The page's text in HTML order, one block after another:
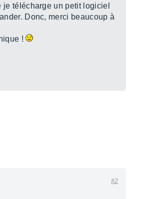
je télécharge un petit logiciel
Donc, merci beaucoup à
!
#2